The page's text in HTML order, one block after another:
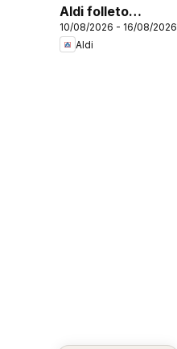
Aldi folleto
Canarias
10/08/2026 - 16/08/2026
Aldi